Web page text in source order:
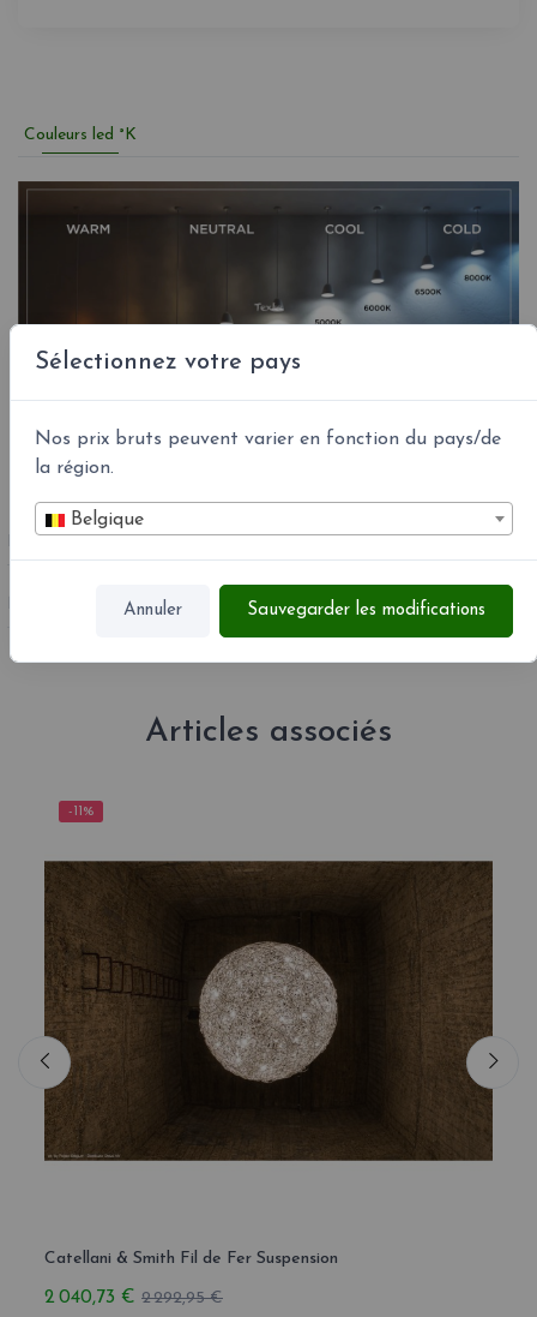
Sélectionnez votre pays
Nos prix bruts peuvent varier en fonction du pays/de
la région.
Belgique
Annuler Sauvegarder les modifications
Couleurs led °K
Articles associés
-11%
Catellani & Smith Fil de Fer Suspension
2 040,73 € 2 292,95 €